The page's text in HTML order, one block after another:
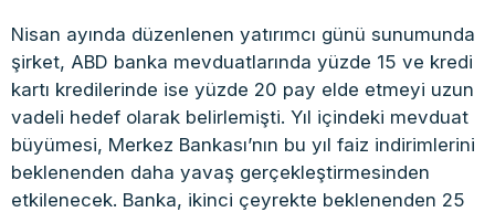
Nisan ayında düzenlenen yatırımcı günü sunumunda
şirket, ABD banka mevduatlarında yüzde 15 ve kredi
kartı kredilerinde ise yüzde 20 pay elde etmeyi uzun
vadeli hedef olarak belirlemişti. Yıl içindeki mevduat
büyümesi, Merkez Bankası’nın bu yıl faiz indirimlerini
beklenenden daha yavaş gerçekleştirmesinden
etkilenecek. Banka, ikinci çeyrekte beklenenden 25